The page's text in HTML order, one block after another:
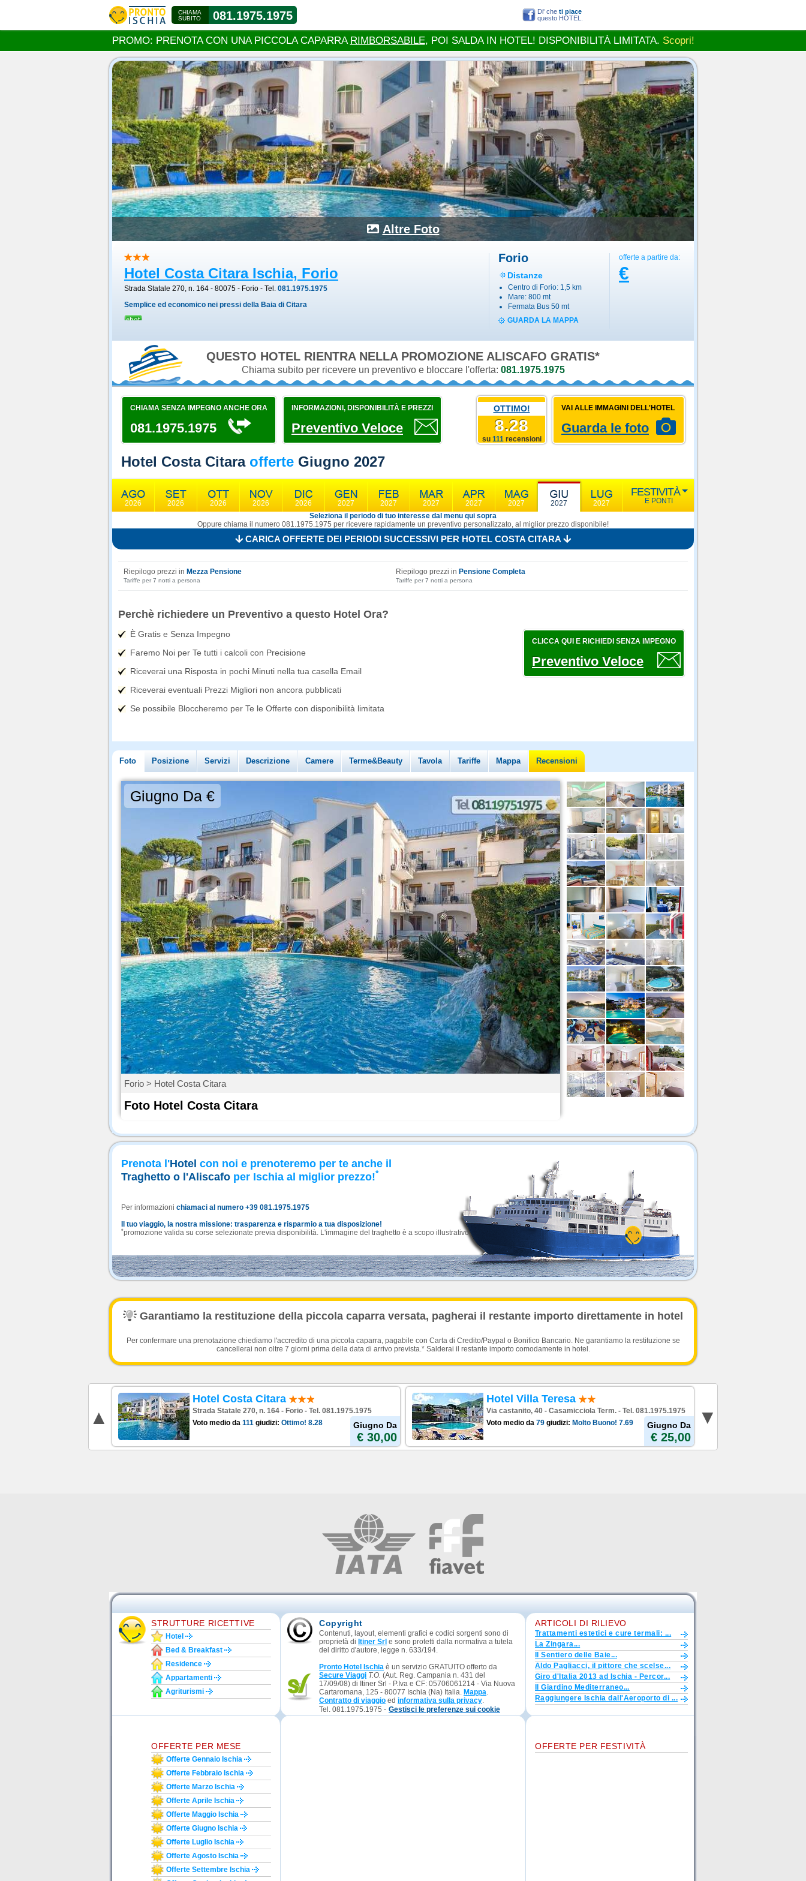
Altre Foto
Hotel Costa Citara Ischia, Forio
Strada Statale 270, n. 164 - 80075 - Forio - Tel. 081.1975.1975
Semplice ed economico nei pressi della Baia di Citara
offerte a partire da:
€
Forio
Distanze
Centro di Forio: 1,5 km
Mare: 800 mt
Fermata Bus 50 mt
GUARDA LA MAPPA
QUESTO HOTEL RIENTRA NELLA PROMOZIONE ALISCAFO GRATIS*
Chiama subito per ricevere un preventivo e bloccare l'offerta: 081.1975.1975
VAI ALLE IMMAGINI DELL'HOTEL
Guarda le foto
OTTIMO!
8.28
su 111recensioni
CHIAMA SENZA IMPEGNO ANCHE ORA
081.1975.1975
INFORMAZIONI, DISPONIBILITÀ E PREZZI
Preventivo Veloce
Hotel Costa Citaraofferte Giugno 2027
2026 2026 2026 2026 2026 2027 2027 2027 2027 2027 2027 2027
FESTIVITÀ
E PONTI
Seleziona il periodo di tuo interesse dal menu qui sopra
Oppure chiama il numero 081.1975.1975 per ricevere rapidamente un preventivo personalizzato, al miglior prezzo disponibile!
CARICA OFFERTE DEI PERIODI SUCCESSIVI PER HOTEL COSTA CITARA
Riepilogo prezzi in Mezza Pensione
Tariffe per 7 notti a persona
Riepilogo prezzi in Pensione Completa
Tariffe per 7 notti a persona
Perchè richiedere un Preventivo a questo Hotel Ora?
È Gratis e Senza Impegno
Faremo Noi per Te tutti i calcoli con Precisione
Riceverai una Risposta in pochi Minuti nella tua casella Email
Riceverai eventuali Prezzi Migliori non ancora pubblicati
Se possibile Bloccheremo per Te le Offerte con disponibilità limitata
CLICCA QUI E RICHIEDI SENZA IMPEGNO
Preventivo Veloce
Foto Posizione Servizi Descrizione Camere Terme&Beauty Tavola Tariffe Mappa Recensioni
Giugno Da €
Forio > Hotel Costa Citara
Foto Hotel Costa Citara
Prenota l'Hotel con noi e prenoteremo per te anche il
Traghetto o l'Aliscafo per Ischia al miglior prezzo!*
Per informazioni chiamaci al numero +39 081.1975.1975
Il tuo viaggio, la nostra missione: trasparenza e risparmio a tua disposizione!
*promozione valida su corse selezionate previa disponibilità. L'immagine del traghetto è a scopo illustrativo.
Garantiamo la restituzione della piccola caparra versata, pagherai il restante importo direttamente in hotel
Per confermare una prenotazione chiediamo l'accredito di una piccola caparra, pagabile con Carta di Credito/Paypal o Bonifico Bancario. Ne garantiamo la restituzione se
cancellerai non oltre 7 giorni prima della data di arrivo prevista.* Salderai il restante importo comodamente in hotel.
CHIAMA
SUBITO
081.1975.1975 Di' che ti piace
questo HOTEL.
Hotel Costa Citara
Strada Statale 270, n. 164 - Forio - Tel. 081.1975.1975
Voto medio da 111 giudizi: Ottimo! 8.28 Giugno Da
€ 30,00
Hotel Villa Teresa
Via castanito, 40 - Casamicciola Term. - Tel. 081.1975.1975
Voto medio da 79 giudizi: Molto Buono! 7.69 Giugno Da
€ 25,00
STRUTTURE RICETTIVE
Hotel
Bed & Breakfast
Residence
Appartamenti
Agriturismi
Copyright
Contenuti, layout, elementi grafici e codici sorgenti sono di
proprietà di Itiner Srl e sono protetti dalla normativa a tutela
del diritto d'autore, legge n. 633/194.
Pronto Hotel Ischia è un servizio GRATUITO offerto da
Secure Viaggi T.O. (Aut. Reg. Campania n. 431 del
17/09/08) di Itiner Srl - P.Iva e CF: 05706061214 - Via Nuova
Cartaromana, 125 - 80077 Ischia (Na) Italia. Mappa.
Contratto di viaggio ed informativa sulla privacy.
Tel. 081.1975.1975 - Gestisci le preferenze sui cookie
ARTICOLI DI RILIEVO
Trattamenti estetici e cure termali: ...
La Zingara...
Il Sentiero delle Baie...
Aldo Pagliacci, il pittore che scelse...
Giro d'Italia 2013 ad Ischia - Percor...
Il Giardino Mediterraneo...
Raggiungere Ischia dall'Aeroporto di ...
OFFERTE PER MESE
Offerte Gennaio Ischia
Offerte Febbraio Ischia
Offerte Marzo Ischia
Offerte Aprile Ischia
Offerte Maggio Ischia
Offerte Giugno Ischia
Offerte Luglio Ischia
Offerte Agosto Ischia
Offerte Settembre Ischia
OFFERTE PER FESTIVITÀ
PROMO: PRENOTA CON UNA PICCOLA CAPARRA RIMBORSABILE, POI SALDA IN HOTEL! DISPONIBILITÀ LIMITATA. Scopri!